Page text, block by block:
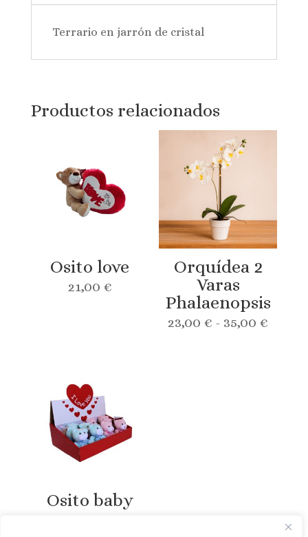
Terrario en jarrón de cristal
Productos relacionados
Osito love
21,00 €
Orquídea 2
Varas
Phalaenopsis
23,00 € - 35,00 €
Osito baby